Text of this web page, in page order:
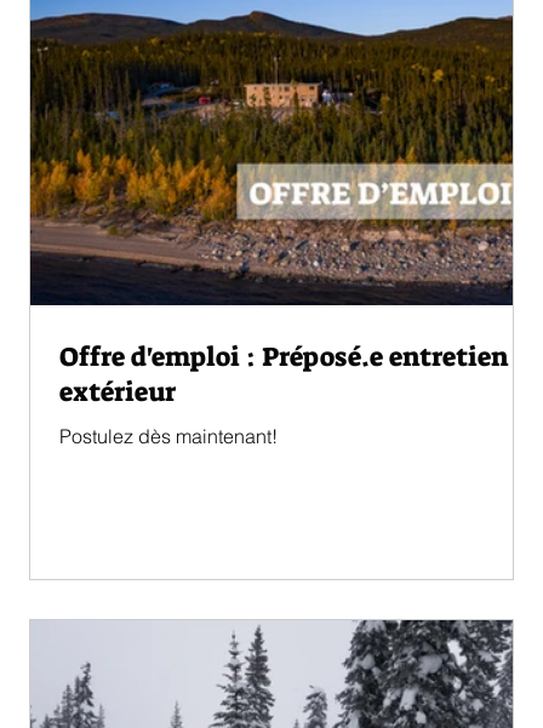
Offre d'emploi : Préposé.e entretien
extérieur
Postulez dès maintenant!